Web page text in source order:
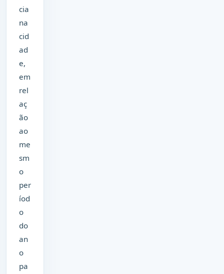
cia
na
cid
ad
e,
em
rel
aç
ão
ao
me
sm
o
per
íod
o
do
an
o
pa